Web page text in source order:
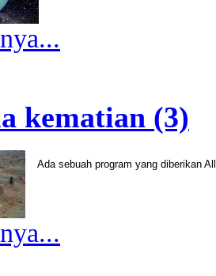
kematian (3)
Ada sebuah program yang diberikan